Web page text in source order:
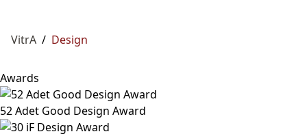
VitrA / Design
Awards
52 Adet Good Design Award